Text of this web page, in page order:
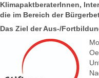
KlimapaktberaterInnen,
die im Bereich der
Das Ziel der Aus-/